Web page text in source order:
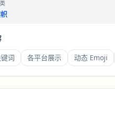
词 各平台展示 动态 Emoji